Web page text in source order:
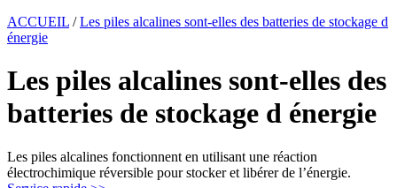
ACCUEIL /Les piles alcalines sont-elles des batteries de stockage d
énergie
Les piles alcalines sont-elles des
batteries de stockage d énergie
Les piles alcalines fonctionnent en utilisant une réaction
électrochimique réversible pour stocker et libérer de l’énergie.